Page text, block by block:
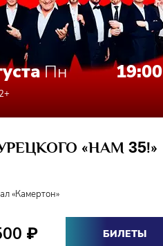
Пн 19:00
«НАМ 35!»
«Камертон»
₽ БИЛЕТЫ